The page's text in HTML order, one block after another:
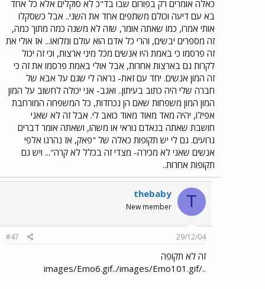
כאלה אומרים רק בפורום שבו בד"כ לא סוקלים אלא כל אחד
בא עם דיעה וכולם משתפים אחד את השני.. אבל כשסקלו
אותי אמרו, כמו שאתה אומר, שזה לא משנה כמה מתוך כמה,
זה מספרים יבשים, והרי כל אדם הוא עולם ומלואו... אז אולי את
זה פרסמו כי באמת היו אנשים מכל מיני ארצות, וכי זה יכול
לקרות גם בארצות אחרות, אבל אולי באמת פרסמו את זה כי
זה המון אנשים. יחד עם זאת- נראה לי שגם על אבא של
חברה שלי היה כתוב בעיתון.. ואגב- אני יכולה לחשוב על המון
המון המון משפחות שאם הן נכחדות, כל המשפחה המורחבת
אפילו, יהיה מאד מאוד מאוד כואב לי. אבל זה לא שאני
חושבת שאתה בנאדם נוראי או משהו, ושאתה אומר דברים
גרועים. גם לי יש תקופות כאלה של "פאק, אז נהרגו אלפי
אנשים שאני לא מכירה- מצדי זה בכלל לא קרה"... ויש גם
תקופות אחרות..
T
thebaby
New member
29/12/04
#47
זה לא תקופה
../images/Emo6.gif../images/Emo101.gif